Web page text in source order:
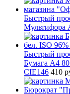
Быстрый
Мультифора
Быстрый
Бумага А4
CIE146 410